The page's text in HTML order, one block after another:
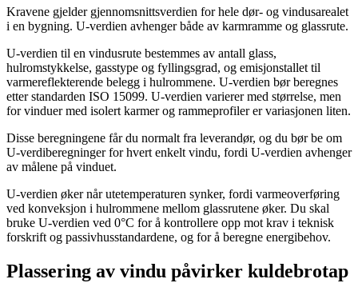
Kravene gjelder gjennomsnittsverdien for hele dør- og vindusarealet
i en bygning. U-verdien avhenger både av karmramme og glassrute.
U-verdien til en vindusrute bestemmes av antall glass,
hulromstykkelse, gasstype og fyllingsgrad, og emisjonstallet til
varmereflekterende belegg i hulrommene. U-verdien bør beregnes
etter standarden ISO 15099. U-verdien varierer med størrelse, men
for vinduer med isolert karmer og rammeprofiler er variasjonen liten.
Disse beregningene får du normalt fra leverandør, og du bør be om
U-verdiberegninger for hvert enkelt vindu, fordi U-verdien avhenger
av målene på vinduet.
U-verdien øker når utetemperaturen synker, fordi varmeoverføring
ved konveksjon i hulrommene mellom glassrutene øker. Du skal
bruke U-verdien ved 0°C for å kontrollere opp mot krav i teknisk
forskrift og passivhusstandardene, og for å beregne energibehov.
Plassering av vindu påvirker kuldebrotap